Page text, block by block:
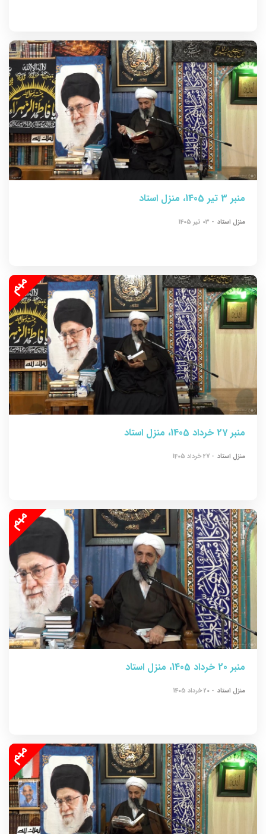
منبر 3 تیر 1405، منزل استاد
منزل استاد - 03 تیر 1405
منبر 27 خرداد 1405، منزل استاد
منزل استاد - 27 خرداد 1405
منبر 20 خرداد 1405، منزل استاد
منزل استاد - 20 خرداد 1405